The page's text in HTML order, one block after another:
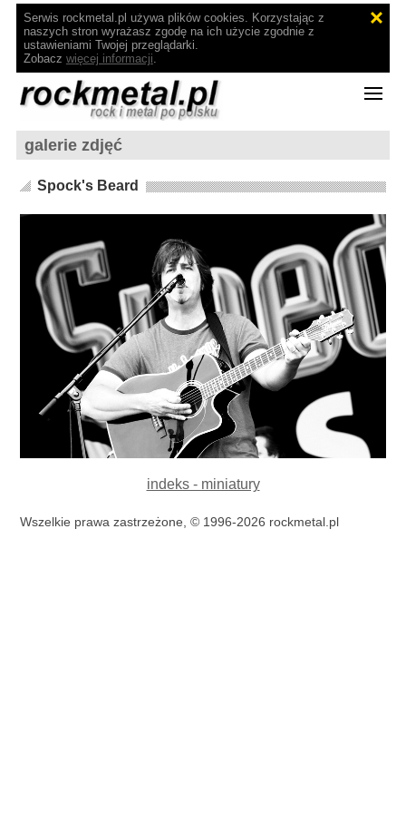
Serwis rockmetal.pl używa plików cookies. Korzystając z
naszych stron wyrażasz zgodę na ich użycie zgodnie z
ustawieniami Twojej przeglądarki.
Zobacz więcej informacji.
galerie zdjęć
Spock's Beard
indeks - miniatury
Wszelkie prawa zastrzeżone, © 1996-2026 rockmetal.pl